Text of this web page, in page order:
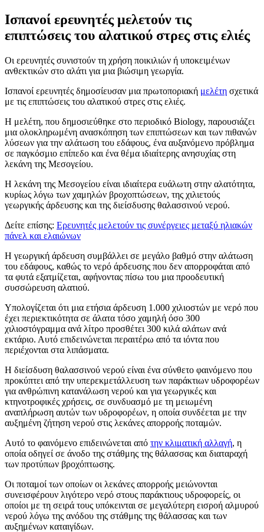
Ισπανοί ερευνητές μελετούν τις
επιπτώσεις του αλατικού στρες στις ελιές
Οι ερευνητές συνιστούν τη χρήση ποικιλιών ή υποκειμένων
ανθεκτικών στο αλάτι για μια βιώσιμη γεωργία.
Ισπανοί ερευνητές δημοσίευσαν μια πρωτοποριακή μελέτη σχετικά
με τις επιπτώσεις του αλατικού στρες στις ελιές.
Η μελέτη, που δημοσιεύθηκε στο περιοδικό Biology, παρουσιάζει
μια ολοκληρωμένη ανασκόπηση των επιπτώσεων και των πιθανών
λύσεων για την αλάτωση του εδάφους, ένα αυξανόμενο πρόβλημα
σε παγκόσμιο επίπεδο και ένα θέμα ιδιαίτερης ανησυχίας στη
λεκάνη της Μεσογείου.
Η λεκάνη της Μεσογείου είναι ιδιαίτερα ευάλωτη στην αλατότητα,
κυρίως λόγω των χαμηλών βροχοπτώσεων, της χιλιετούς
γεωργικής άρδευσης και της διείσδυσης θαλασσινού νερού.
Δείτε επίσης: Ερευνητές μελετούν τις συνέργειες μεταξύ ηλιακών
πάνελ και ελαιώνων
Η γεωργική άρδευση συμβάλλει σε μεγάλο βαθμό στην αλάτωση
του εδάφους, καθώς το νερό άρδευσης που δεν απορροφάται από
τα φυτά εξατμίζεται, αφήνοντας πίσω του μια προοδευτική
συσσώρευση αλατιού.
Υπολογίζεται ότι μια ετήσια άρδευση 1.000 χιλιοστών με νερό που
έχει περιεκτικότητα σε άλατα τόσο χαμηλή όσο 300
χιλιοστόγραμμα ανά λίτρο προσθέτει 300 κιλά αλάτων ανά
εκτάριο. Αυτό επιδεινώνεται περαιτέρω από τα ιόντα που
περιέχονται στα λιπάσματα.
Η διείσδυση θαλασσινού νερού είναι ένα σύνθετο φαινόμενο που
προκύπτει από την υπερεκμετάλλευση των παράκτιων υδροφορέων
για ανθρώπινη κατανάλωση νερού και για γεωργικές και
κτηνοτροφικές χρήσεις, σε συνδυασμό με τη μειωμένη
αναπλήρωση αυτών των υδροφορέων, η οποία συνδέεται με την
αυξημένη ζήτηση νερού στις λεκάνες απορροής ποταμών.
Αυτό το φαινόμενο επιδεινώνεται από την κλιματική αλλαγή, η
οποία οδηγεί σε άνοδο της στάθμης της θάλασσας και διαταραχή
των προτύπων βροχόπτωσης.
Οι ποταμοί των οποίων οι λεκάνες απορροής μειώνονται
συνεισφέρουν λιγότερο νερό στους παράκτιους υδροφορείς, οι
οποίοι με τη σειρά τους υπόκεινται σε μεγαλύτερη εισροή αλμυρού
νερού λόγω της ανόδου της στάθμης της θάλασσας και των
αυξημένων καταιγίδων.